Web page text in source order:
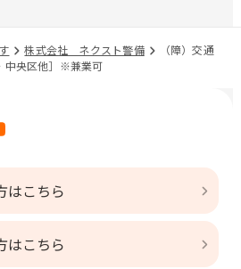
株式会社 ネクスト警備
（障）交通
中央区他］※兼業可
はこちら
はこちら